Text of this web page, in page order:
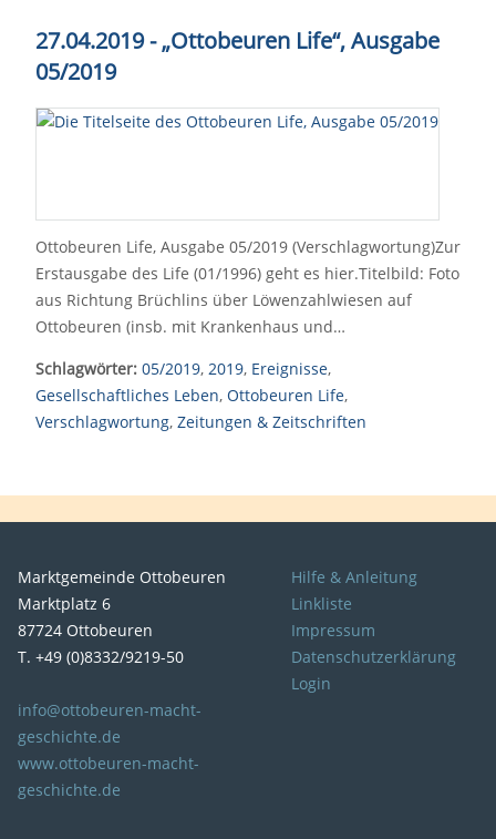
27.04.2019 - „Ottobeuren Life“, Ausgabe
05/2019
Ottobeuren Life, Ausgabe 05/2019 (Verschlagwortung)Zur
Erstausgabe des Life (01/1996) geht es hier.Titelbild: Foto
aus Richtung Brüchlins über Löwenzahlwiesen auf
Ottobeuren (insb. mit Krankenhaus und…
Schlagwörter: 05/2019, 2019, Ereignisse,
Gesellschaftliches Leben, Ottobeuren Life,
Verschlagwortung, Zeitungen & Zeitschriften
Marktgemeinde Ottobeuren
Marktplatz 6
87724 Ottobeuren
T. +49 (0)8332/9219-50
info@ottobeuren-macht-
geschichte.de
www.ottobeuren-macht-
geschichte.de
Hilfe & Anleitung
Linkliste
Impressum
Datenschutzerklärung
Login